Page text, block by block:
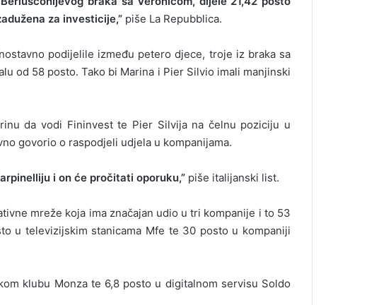
za investicije,” piše La Repubblica.
podijelile između petero djece, troje iz braka sa
od 58 posto. Tako bi Marina i Pier Silvio imali manjinski
da vodi Fininvest te Pier Silvija na čelnu poziciju u
govorio o raspodjeli udjela u kompanijama.
i on će pročitati oporuku,” piše italijanski list.
mreže koja ima značajan udio u tri kompanije i to 53
u televizijskim stanicama Mfe te 30 posto u kompaniji
klubu Monza te 6,8 posto u digitalnom servisu Soldo